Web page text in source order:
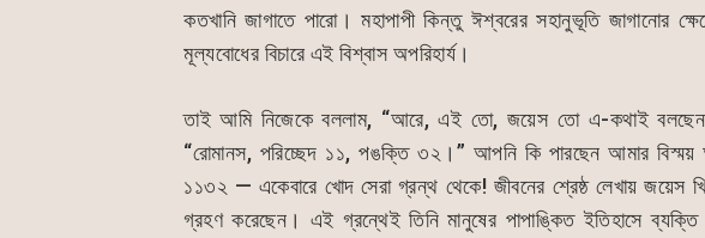
কতখানি জাগাতে পারো। মহাপাপী কিন্তু ঈশ্বরের সহানুভূতি জাগানোর
মূল্যবোধের বিচারে এই বিশ্বাস অপরিহার্য।
তাই আমি নিজেকে বললাম, “আরে, এই তো, জয়েস তো এ-কথাই
“রোমানস, পরিচ্ছেদ ১১, পঙক্তি ৩২।” আপনি কি পারছেন আমার
১১৩২ — একেবারে খোদ সেরা গ্রন্থ থেকে! জীবনের শ্রেষ্ঠ লেখায় জয়েস
গ্রহণ করেছেন। এই গ্রন্থেই তিনি মানুষের পাপাঙ্কিত ইতিহাসে